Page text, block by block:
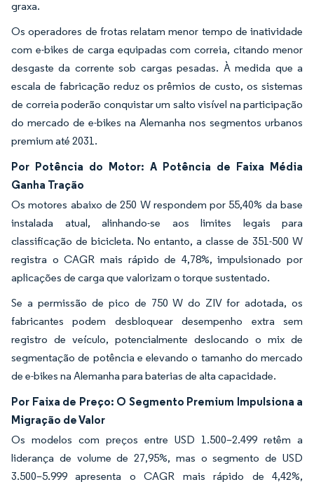
graxa.
Os operadores de frotas relatam menor tempo de inatividade
com e-bikes de carga equipadas com correia, citando menor
desgaste da corrente sob cargas pesadas. À medida que a
escala de fabricação reduz os prêmios de custo, os sistemas
de correia poderão conquistar um salto visível na participação
do mercado de e-bikes na Alemanha nos segmentos urbanos
premium até 2031.
Por Potência do Motor: A Potência de Faixa Média
Ganha Tração
Os motores abaixo de 250 W respondem por 55,40% da base
instalada atual, alinhando-se aos limites legais para
classificação de bicicleta. No entanto, a classe de 351-500 W
registra o CAGR mais rápido de 4,78%, impulsionado por
aplicações de carga que valorizam o torque sustentado.
Se a permissão de pico de 750 W do ZIV for adotada, os
fabricantes podem desbloquear desempenho extra sem
registro de veículo, potencialmente deslocando o mix de
segmentação de potência e elevando o tamanho do mercado
de e-bikes na Alemanha para baterias de alta capacidade.
Por Faixa de Preço: O Segmento Premium Impulsiona a
Migração de Valor
Os modelos com preços entre USD 1.500–2.499 retêm a
liderança de volume de 27,95%, mas o segmento de USD
3.500–5.999 apresenta o CAGR mais rápido de 4,42%,